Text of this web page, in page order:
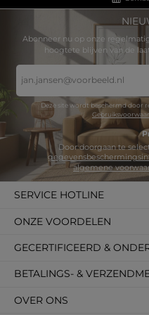
Abonneer nu op onze
hoogtete blijven van de
E-
mailadres
*
Deze site wordt beschermd door
algemene
SERVICE HOTLINE
BETALINGS- &
OVER ONS
GECERTIFICEERD &
ONZE VOORDELEN